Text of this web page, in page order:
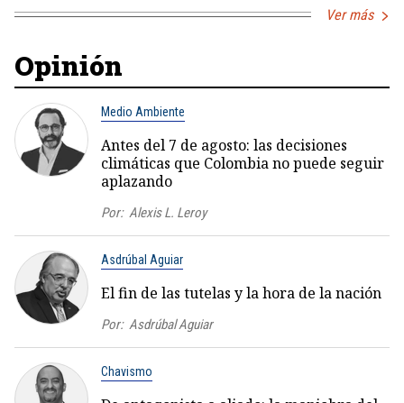
Ver más
Opinión
Medio Ambiente
Antes del 7 de agosto: las decisiones
climáticas que Colombia no puede seguir
aplazando
Por: Alexis L. Leroy
Asdrúbal Aguiar
El fin de las tutelas y la hora de la nación
Por: Asdrúbal Aguiar
Chavismo